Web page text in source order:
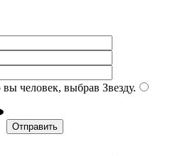
человек, выбрав Звезду.